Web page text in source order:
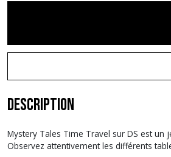
Description
Mystery Tales Time Travel sur DS est un
Observez attentivement les différents